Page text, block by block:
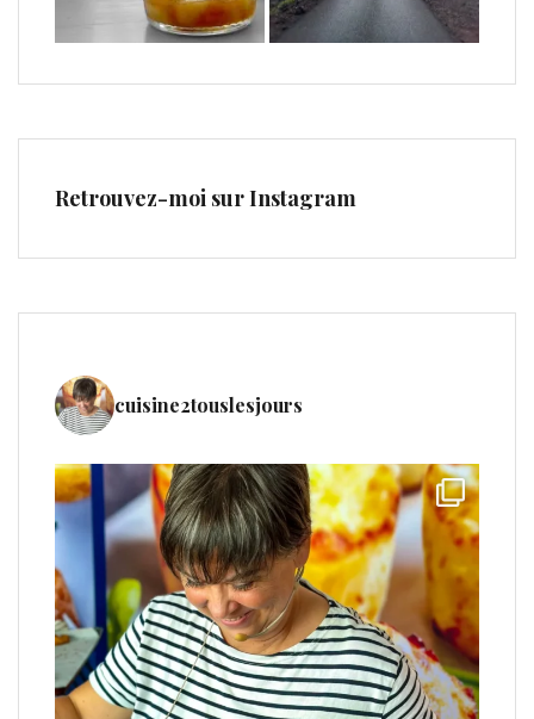
Retrouvez-moi sur Instagram
cuisine2touslesjours